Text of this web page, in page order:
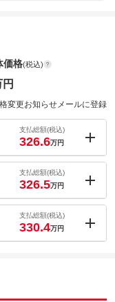
価格(税込)
変更お知らせメールに登録
支払総額(税込)
326.6万円
支払総額(税込)
326.5万円
支払総額(税込)
330.4万円